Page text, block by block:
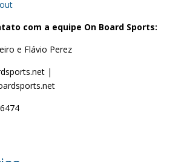
com a equipe On Board Sports:
e Flávio Perez
|